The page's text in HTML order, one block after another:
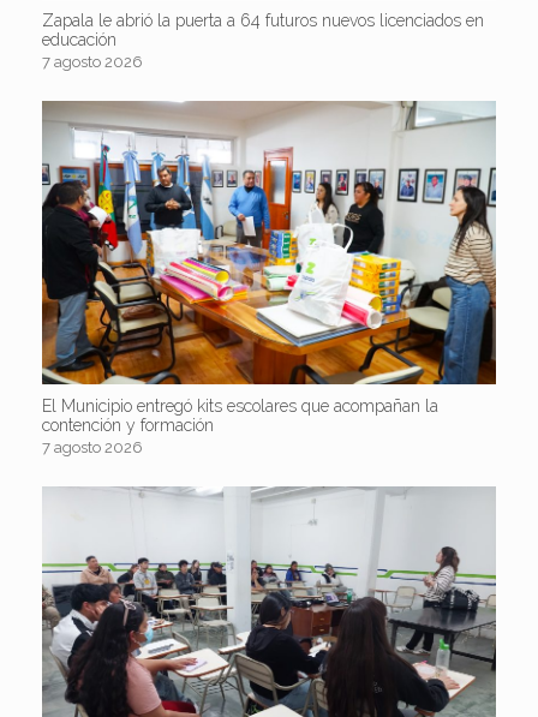
Zapala le abrió la puerta a 64 futuros nuevos licenciados en
educación
7 agosto 2026
El Municipio entregó kits escolares que acompañan la
contención y formación
7 agosto 2026